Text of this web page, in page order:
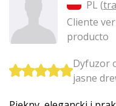
PL (
Cliente
producto
Dyfuzor
jasne